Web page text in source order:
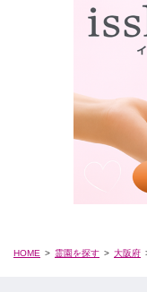
HOME 霊園を探す 大阪府